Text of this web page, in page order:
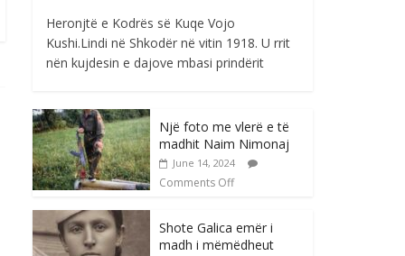
Heronjtë e Kodrës së Kuqe Vojo
Kushi.Lindi në Shkodër në vitin 1918. U rrit
nën kujdesin e dajove mbasi prindërit
Një foto me vlerë e të
madhit Naim Nimonaj
June 14, 2024
Comments Off
Shote Galica emër i
madh i mëmëdheut